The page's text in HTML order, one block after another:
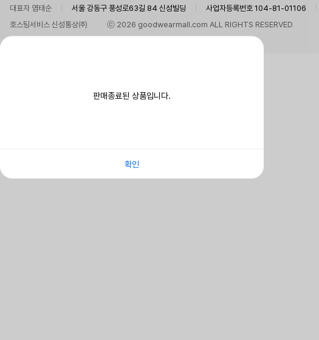
판매종료된 상품입니다.
확인
대표자 염태순 서울 강동구 풍성로63길 84 신성빌딩 사업자등록번호 104-81-01106
호스팅서비스 신성통상㈜
ⓒ 2026 goodwearmall.com ALL RIGHTS RESERVED